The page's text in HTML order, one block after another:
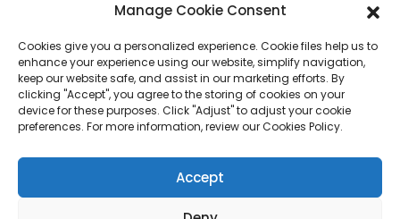
produits ou notre liste de prix, veuillez nous laisser
votre e-mail et nous vous contacterons dans les 24
heures.
ENQUÊTE
Manage Cookie Consent
Cookies give you a personalized experience. Cookie files help us to
enhance your experience using our website, simplify navigation,
keep our website safe, and assist in our marketing efforts. By
clicking "Accept", you agree to the storing of cookies on your
device for these purposes. Click "Adjust" to adjust your cookie
preferences. For more information, review our Cookies Policy.
Accept